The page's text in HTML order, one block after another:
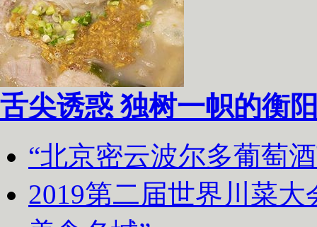
舌尖诱惑 独树一帜的衡
“北京密云波尔多葡萄
2019第二届世界川菜